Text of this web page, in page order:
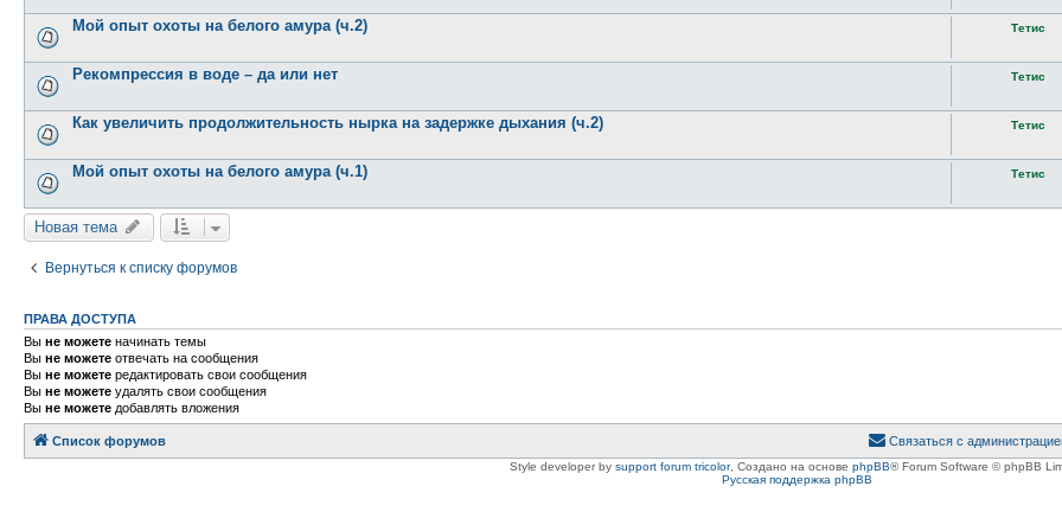
Мой опыт охоты на белого амура (ч.2) Тетис
Рекомпрессия в воде – да или нет Тетис
Как увеличить продолжительность нырка на задержке дыхания (ч.2) Тетис
Мой опыт охоты на белого амура (ч.1) Тетис
Новая тема
Вернуться к списку форумов
ПРАВА ДОСТУПА
Вы не можете начинать темы
Вы не можете отвечать на сообщения
Вы не можете редактировать свои сообщения
Вы не можете удалять свои сообщения
Вы не можете добавлять вложения
Список форумов Связаться с
Style developer by support forum tricolor, Создано на основе phpBB® Forum Software © phpBB
Русская поддержка phpBB